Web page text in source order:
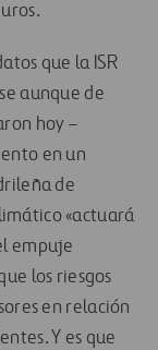
que la ISR
aunque de
hoy –
en un
de
«actuará
empuje
los riesgos
en relación
Y es que